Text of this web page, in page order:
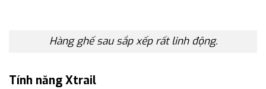
Hàng ghế sau sắp xếp rất linh động.
Tính năng Xtrail